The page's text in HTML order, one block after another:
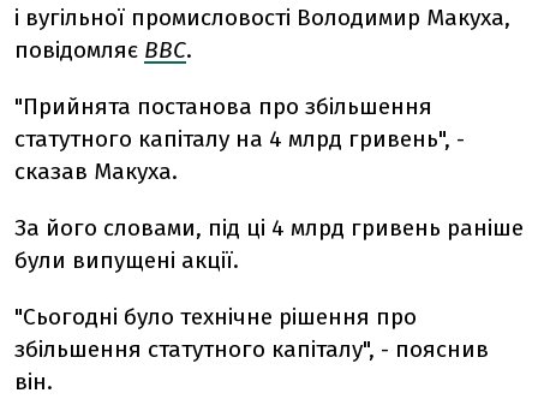
і вугільної промисловості Володимир Макуха,
повідомляє ВВС.
"Прийнята постанова про збільшення
статутного капіталу на 4 млрд гривень", -
сказав Макуха.
За його словами, під ці 4 млрд гривень раніше
були випущені акції.
"Сьогодні було технічне рішення про
збільшення статутного капіталу", - пояснив
він.